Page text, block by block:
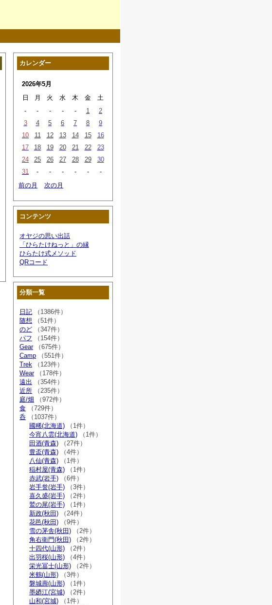
カレンダー
2026年5月
日
月 火 水 木 金
土
-
- - - - 1
2
3
4 5 6 7 8
9
10
11 12 13 14 15
16
17
18 19 20 21 22
23
24
25 26 27 28 29
30
31
- - - - -
-
前の月
次の月
コンテンツ
オヤジの思い出話
「ひらたけねっと」の縁
ひらたけ式メソッド
QRコード
分類一覧
日記 （1386件）
随想 （51件）
のど （347件）
パフ （154件）
Gear（675件）
Camp （551件）
Trek （123件）
Wear（178件）
遠出
（354件）
近所 （235件）
庭/畑 （972件）
食 （729件）
呑 （1037件）
國稀(北海道) （1件）
今宵八雲(北海道) （1件）
田酒(青森) （27件）
豊盃(青森) （4件）
八仙(青森) （1件）
稲村屋(青森) （1件）
赤武(岩手) （6件）
岩手誉(岩手) （3件）
喜久盛(岩手) （2件）
鷲の尾(岩手) （1件）
新政(秋田) （24件）
花邑(秋田) （9件）
雪の茅舎(秋田) （2件）
角右衛門(秋田) （2件）
十四代(山形) （2件）
出羽桜(山形) （4件）
栄光冨士(山形) （2件）
米鶴(山形) （3件）
磐城壽(山形) （1件）
墨廼江(宮城) （2件）
山和(宮城) （1件）